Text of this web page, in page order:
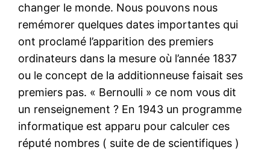
changer le monde. Nous pouvons nous
remémorer quelques dates importantes qui
ont proclamé l’apparition des premiers
ordinateurs dans la mesure où l’année 1837
ou le concept de la additionneuse faisait ses
premiers pas. « Bernoulli » ce nom vous dit
un renseignement ? En 1943 un programme
informatique est apparu pour calculer ces
réputé nombres ( suite de de scientifiques )